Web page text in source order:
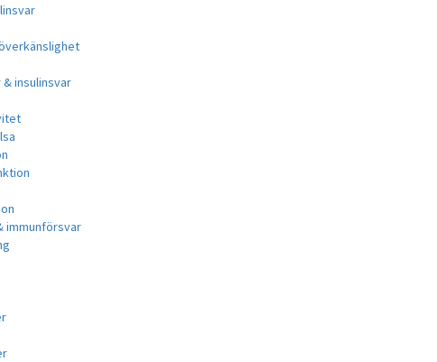
insulinsvar
immunförsvar